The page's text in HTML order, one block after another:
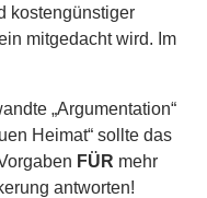
kostengünstiger
mitgedacht wird. Im
„Argumentation“
Heimat“ sollte das
FÜR mehr
antworten!